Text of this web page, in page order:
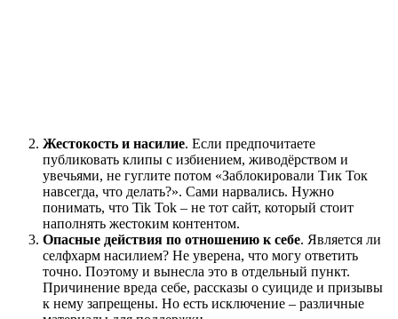
Жестокость и насилие. Если предпочитаете
публиковать клипы с избиением, живодёрством и
увечьями, не гуглите потом «Заблокировали Тик Ток
навсегда, что делать?». Сами нарвались. Нужно
понимать, что Tik Tok – не тот сайт, который стоит
наполнять жестоким контентом.
Опасные действия по отношению к себе. Является ли
селфхарм насилием? Не уверена, что могу ответить
точно. Поэтому и вынесла это в отдельный пункт.
Причинение вреда себе, рассказы о суициде и призывы
к нему запрещены. Но есть исключение – различные